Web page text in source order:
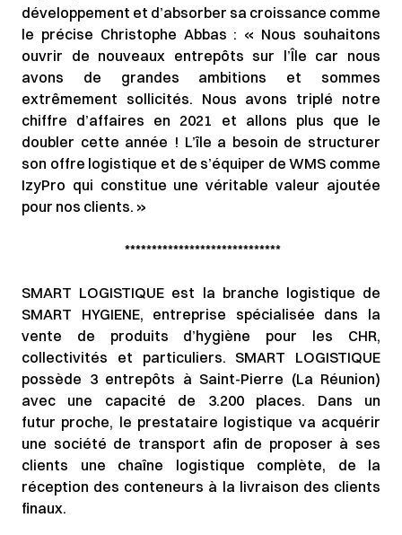
développement et d’absorber sa croissance comme
le précise Christophe Abbas : « Nous souhaitons
ouvrir de nouveaux entrepôts sur l’Île car nous
avons de grandes ambitions et sommes
extrêmement sollicités. Nous avons triplé notre
chiffre d’affaires en 2021 et allons plus que le
doubler cette année ! L’île a besoin de structurer
son offre logistique et de s’équiper de WMS comme
IzyPro qui constitue une véritable valeur ajoutée
pour nos clients. »
*****************************
SMART LOGISTIQUE est la branche logistique de
SMART HYGIENE, entreprise spécialisée dans la
vente de produits d’hygiène pour les CHR,
collectivités et particuliers. SMART LOGISTIQUE
possède 3 entrepôts à Saint-Pierre (La Réunion)
avec une capacité de 3.200 places. Dans un
futur proche, le prestataire logistique va acquérir
une société de transport afin de proposer à ses
clients une chaîne logistique complète, de la
réception des conteneurs à la livraison des clients
finaux.